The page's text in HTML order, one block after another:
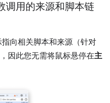
调用的来源和脚本链
向相关脚本和来源（针对
因此您无需将鼠标悬停在主